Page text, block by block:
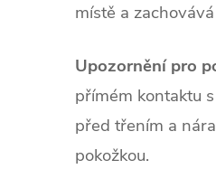
místě a
Upozornění pro
přímém kontaktu
před třením a
pokožkou.